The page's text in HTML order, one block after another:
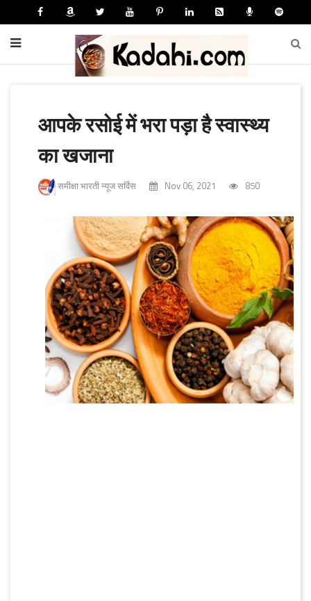
आपके रसोई में भरा पड़ा है स्वास्थ्य
का खजाना
समीक्षा भारती न्यूज सर्विस Nov 06, 2021 850